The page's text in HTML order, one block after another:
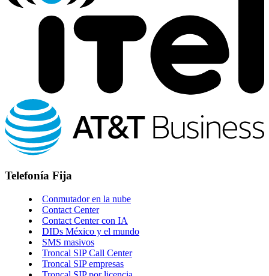
Telefonía Fija
Conmutador en la nube
Contact Center
Contact Center con IA
DIDs México y el mundo
SMS masivos
Troncal SIP Call Center
Troncal SIP empresas